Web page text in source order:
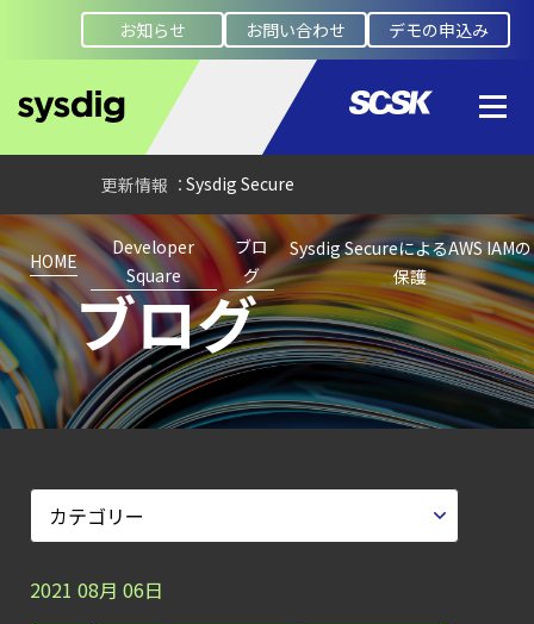
お知らせ お問い合わせ デモの申込み
【ブログ】
AWS/GCP
標準ツールでは守れない？
Falco を超える
Sysdig Secure
によるセキュリティの新常識
【ブログ】
JADEPUFFER
の進化：
エージェント型脅威アクターが
AI
モデルの破壊を目的としたランサムウェアを
Workload
ブログ
HOME
Developer
Square
ブロ
グ
Sysdig SecureによるAWS IAMの
保護
2021 08月 06日